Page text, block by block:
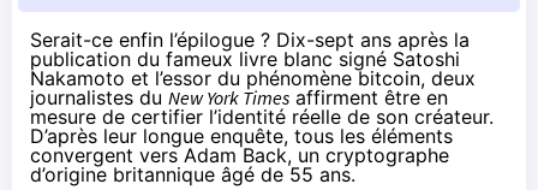
Serait-ce enfin l’épilogue ? Dix-sept ans après la
publication du fameux livre blanc signé Satoshi
Nakamoto et l’essor du phénomène bitcoin, deux
journalistes du New York Times affirment être en
mesure de certifier l’identité réelle de son créateur.
D’après leur longue enquête, tous les éléments
convergent vers Adam Back, un cryptographe
d’origine britannique âgé de 55 ans.